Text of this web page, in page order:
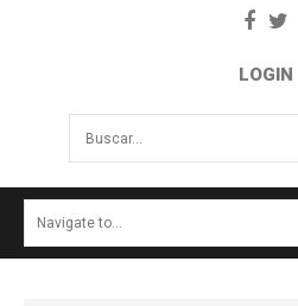
LOGIN
Buscar...
NOTICIAS